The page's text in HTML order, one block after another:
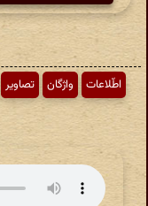
اطّلاعات واژگان تصاویر